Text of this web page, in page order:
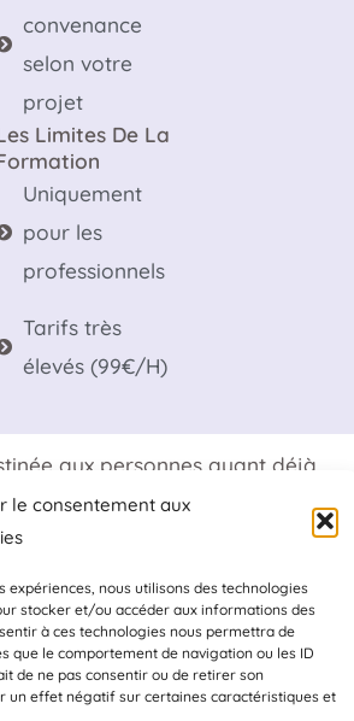
le consentement aux
expériences, nous utilisons des technologies
stocker et/ou accéder aux informations des
à ces technologies nous permettra de
que le comportement de navigation ou les ID
de ne pas consentir ou de retirer son
un effet négatif sur certaines caractéristiques et
convenance
selon votre
projet
Limites De La
Uniquement
pour les
professionnels
Tarifs très
élevés (99€/H)
aux personnes ayant déjà
la formation Affiliation
est, disons, premium ! Les
excessifs néanmoins on ne
et des valeurs apportées